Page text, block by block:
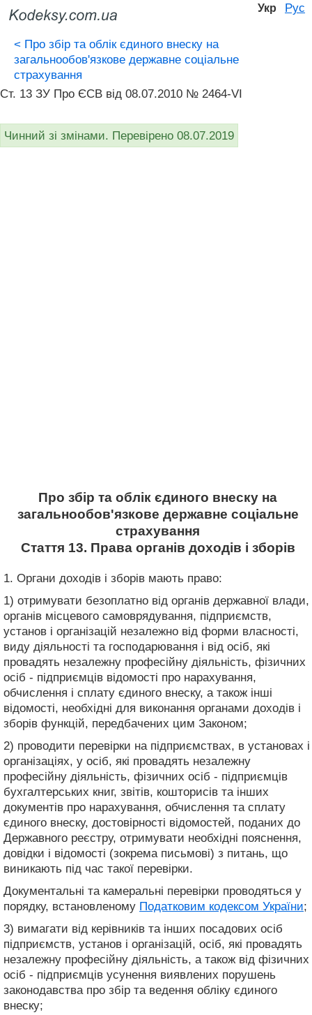
Укр Рус
< Про збір та облік єдиного внеску на
загальнообов'язкове державне соціальне
страхування
Ст. 13 ЗУ Про ЄСВ вiд 08.07.2010 № 2464-VI
Чинний зі змінами. Перевірено 08.07.2019
Про збір та облік єдиного внеску на
загальнообов'язкове державне соціальне
страхування
Стаття 13. Права органів доходів і зборів
1. Органи доходів і зборів мають право:
1) отримувати безоплатно від органів державної влади,
органів місцевого самоврядування, підприємств,
установ і організацій незалежно від форми власності,
виду діяльності та господарювання і від осіб, які
провадять незалежну професійну діяльність, фізичних
осіб - підприємців відомості про нарахування,
обчислення і сплату єдиного внеску, а також інші
відомості, необхідні для виконання органами доходів і
зборів функцій, передбачених цим Законом;
2) проводити перевірки на підприємствах, в установах і
організаціях, у осіб, які провадять незалежну
професійну діяльність, фізичних осіб - підприємців
бухгалтерських книг, звітів, кошторисів та інших
документів про нарахування, обчислення та сплату
єдиного внеску, достовірності відомостей, поданих до
Державного реєстру, отримувати необхідні пояснення,
довідки і відомості (зокрема письмові) з питань, що
виникають під час такої перевірки.
Документальні та камеральні перевірки проводяться у
порядку, встановленому Податковим кодексом України;
3) вимагати від керівників та інших посадових осіб
підприємств, установ і організацій, осіб, які провадять
незалежну професійну діяльність, а також від фізичних
осіб - підприємців усунення виявлених порушень
законодавства про збір та ведення обліку єдиного
внеску;